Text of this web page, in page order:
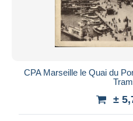
CPA Marseille le Quai du
±